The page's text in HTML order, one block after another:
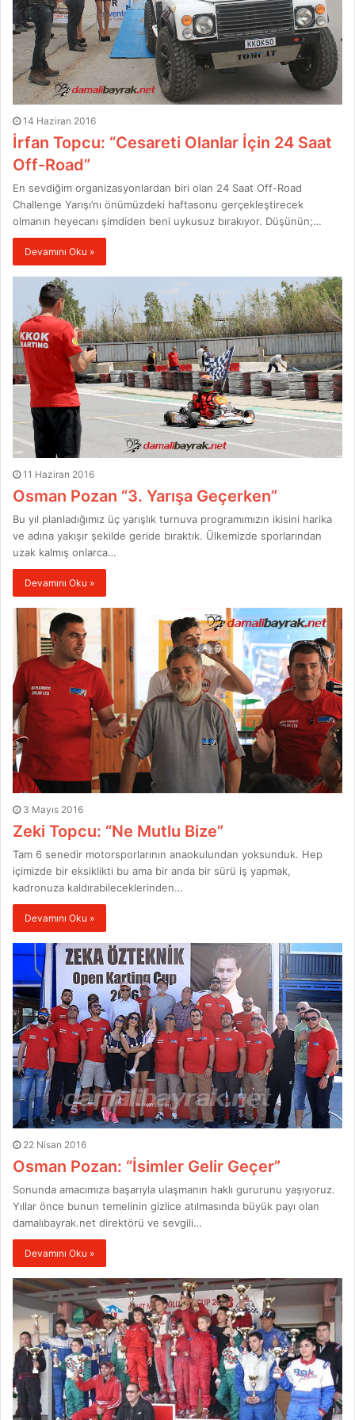
14 Haziran 2016
İrfan Topcu: “Cesareti Olanlar İçin 24 Saat
Off-Road”
En sevdiğim organizasyonlardan biri olan 24 Saat Off-Road
Challenge Yarışı’nı önümüzdeki haftasonu gerçekleştirecek
olmanın heyecanı şimdiden beni uykusuz bırakıyor. Düşünün;…
Devamını Oku »
11 Haziran 2016
Osman Pozan “3. Yarışa Geçerken”
Bu yıl planladığımız üç yarışlık turnuva programımızın ikisini harika
ve adına yakışır şekilde geride bıraktık. Ülkemizde sporlarından
uzak kalmış onlarca…
Devamını Oku »
3 Mayıs 2016
Zeki Topcu: “Ne Mutlu Bize”
Tam 6 senedir motorsporlarının anaokulundan yoksunduk. Hep
içimizde bir eksiklikti bu ama bir anda bir sürü iş yapmak,
kadronuza kaldırabileceklerinden…
Devamını Oku »
22 Nisan 2016
Osman Pozan: “İsimler Gelir Geçer”
Sonunda amacımıza başarıyla ulaşmanın haklı gururunu yaşıyoruz.
Yıllar önce bunun temelinin gizlice atılmasında büyük payı olan
damalıbayrak.net direktörü ve sevgili…
Devamını Oku »